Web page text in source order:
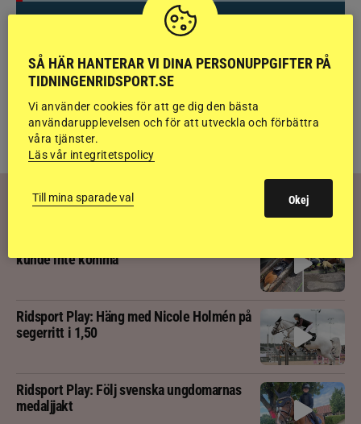
Brett politiskt stöd för förändringar i djursjukvården –
häst kan omfattas
TILLRIDSPORT ISLAND
RIDSPORT
kunde inte komma
Ridsport Play: Häng med Nicole Holmén på
segerritt i 1,50
Ridsport Play: Följ svenska ungdomarnas
medaljjakt
SÅ HÄR HANTERAR VI DINA PERSONUPPGIFTER PÅ
TIDNINGENRIDSPORT.SE
Vi använder cookies för att ge dig den bästa
användarupplevelsen och för att utveckla och förbättra
våra tjänster.
Läs vår integritetspolicy
Till mina sparade val Okej